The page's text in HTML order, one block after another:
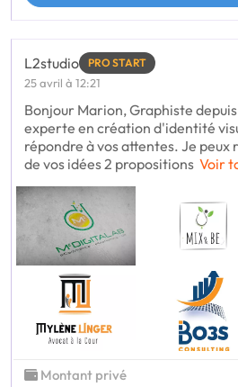
L2studio PRO START
25 avril à 12:21
Bonjour Marion, Graphiste depuis
experte en création d'identité
répondre à vos attentes. Je peux
de vos idées 2 propositions Voir
Montant privé